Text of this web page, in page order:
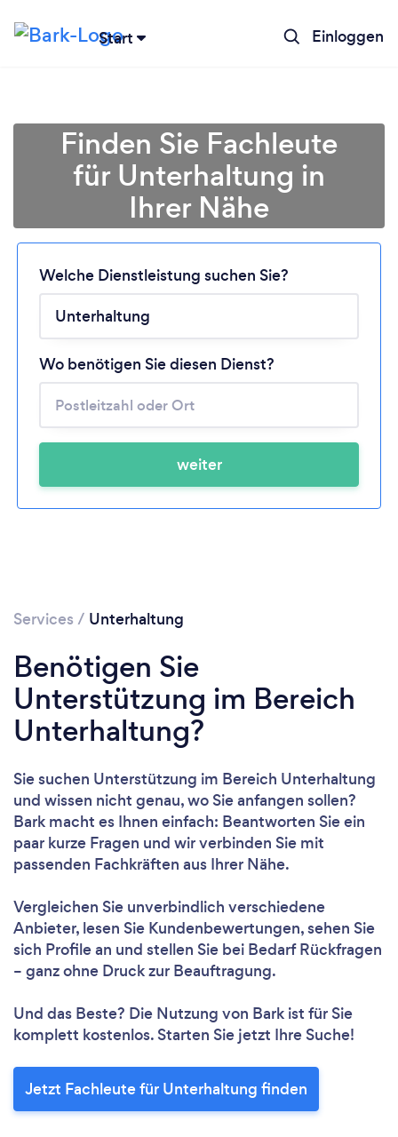
Start Einloggen
Lädt ...
Bitte warten ...
Finden Sie Fachleute
für Unterhaltung in
Ihrer Nähe
Welche Dienstleistung suchen Sie?
Wo benötigen Sie diesen Dienst?
weiter
Services / Unterhaltung
Benötigen Sie
Unterstützung im Bereich
Unterhaltung?
Sie suchen Unterstützung im Bereich Unterhaltung
und wissen nicht genau, wo Sie anfangen sollen?
Bark macht es Ihnen einfach: Beantworten Sie ein
paar kurze Fragen und wir verbinden Sie mit
passenden Fachkräften aus Ihrer Nähe.
Vergleichen Sie unverbindlich verschiedene
Anbieter, lesen Sie Kundenbewertungen, sehen Sie
sich Profile an und stellen Sie bei Bedarf Rückfragen
– ganz ohne Druck zur Beauftragung.
Und das Beste? Die Nutzung von Bark ist für Sie
komplett kostenlos. Starten Sie jetzt Ihre Suche!
Jetzt Fachleute für Unterhaltung finden